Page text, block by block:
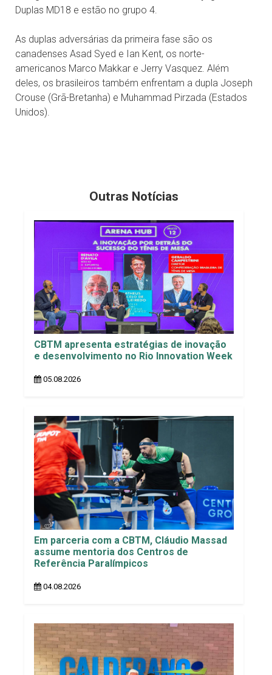
Duplas MD18 e estão no grupo 4.
As duplas adversárias da primeira fase são os
canadenses Asad Syed e Ian Kent, os norte-
americanos Marco Makkar e Jerry Vasquez. Além
deles, os brasileiros também enfrentam a dupla Joseph
Crouse (Grã-Bretanha) e Muhammad Pirzada (Estados
Unidos).
Outras Notícias
CBTM apresenta estratégias de inovação
e desenvolvimento no Rio Innovation Week
05.08.2026
Em parceria com a CBTM, Cláudio Massad
assume mentoria dos Centros de
Referência Paralímpicos
04.08.2026